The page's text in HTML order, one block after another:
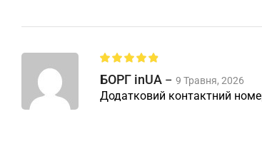
БОРГ inUA – 9 Травня, 2026
Додатковий контактний